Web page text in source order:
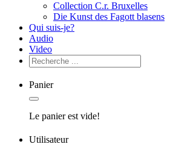
Collection C.r. Bruxelles
Die Kunst des Fagott blasens
Qui suis-je?
Audio
Video
Panier
Le panier est vide!
Utilisateur